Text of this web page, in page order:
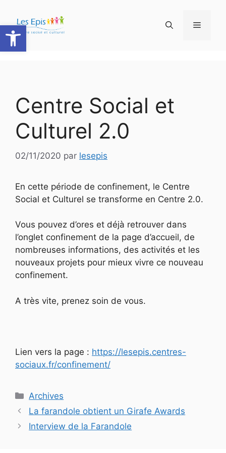
Ouvrir la barre d’outils
contenu
Menu
Centre Social et
Culturel 2.0
02/11/2020 par lesepis
En cette période de confinement, le Centre
Social et Culturel se transforme en Centre 2.0.
Vous pouvez d’ores et déjà retrouver dans
l’onglet confinement de la page d’accueil, de
nombreuses informations, des activités et les
nouveaux projets pour mieux vivre ce nouveau
confinement.
A très vite, prenez soin de vous.
Lien vers la page : https://lesepis.centres-
sociaux.fr/confinement/
Catégories
Archives
La farandole obtient un Girafe Awards
Interview de la Farandole